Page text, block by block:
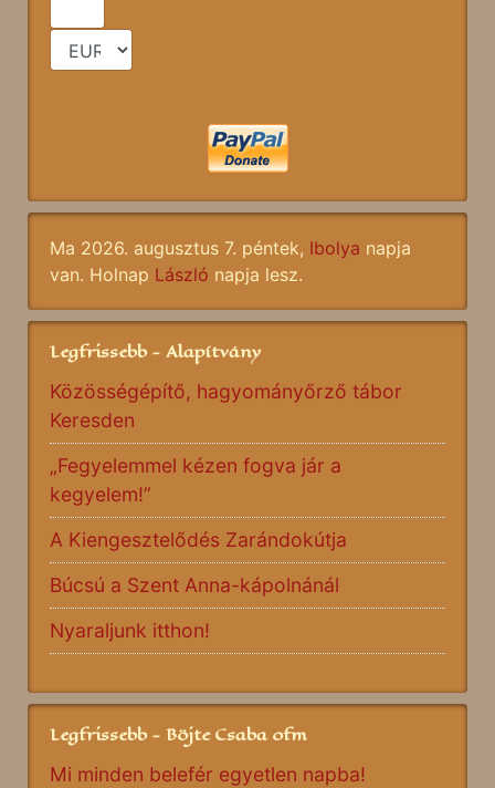
Ma 2026. augusztus 7. péntek, Ibolya napja
van. Holnap László napja lesz.
Legfrissebb - Alapítvány
Közösségépítő, hagyományőrző tábor
Keresden
„Fegyelemmel kézen fogva jár a
kegyelem!”
A Kiengesztelődés Zarándokútja
Búcsú a Szent Anna-kápolnánál
Nyaraljunk itthon!
Legfrissebb - Böjte Csaba ofm
Mi minden belefér egyetlen napba!